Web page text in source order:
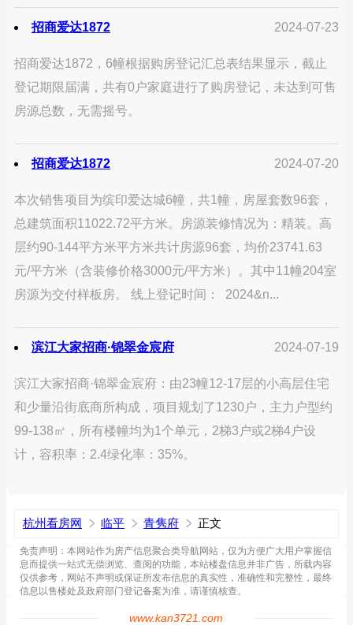
招商爱达1872 2024-07-23
招商爱达1872，6幢根据购房登记汇总表结果显示，截止
登记期限届满，共有0户家庭进行了购房登记，未达到可售
房源总数，无需摇号。
招商爱达1872 2024-07-20
本次销售项目为缤印爱达城6幢，共1幢，房屋套数96套，
总建筑面积11022.72平方米。房源装修情况为：精装。高
层约90-144平方米平方米共计房源96套，均价23741.63
元/平方米（含装修价格3000元/平方米）。其中11幢204室
房源为交付样板房。 线上登记时间： 2024&n...
滨江大家招商·锦翠金宸府 2024-07-19
滨江大家招商·锦翠金宸府：由23幢12-17层的小高层住宅
和少量沿街底商所构成，项目规划了1230户，主力户型约
99-138㎡，所有楼幢均为1个单元，2梯3户或2梯4户设
计，容积率：2.4绿化率：35%。
杭州看房网 临平 青隽府 正文
免责声明：本网站作为房产信息聚合类导航网站，仅为方便广大用户掌握信
息而提供一站式无偿浏览、查阅的功能，本站楼盘信息并非广告，所载内容
仅供参考，网站不声明或保证所发布信息的真实性，准确性和完整性，最终
信息以售楼处及政府部门登记备案为准，请谨慎核查。
www.kan3721.com